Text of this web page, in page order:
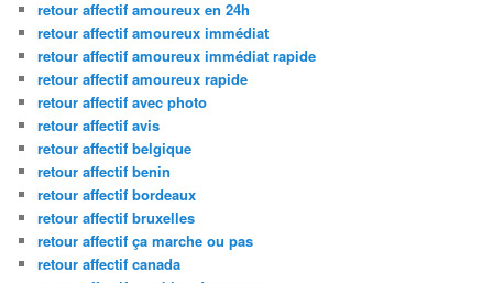
retour affectif amoureux en 24h
retour affectif amoureux immédiat
retour affectif amoureux immédiat rapide
retour affectif amoureux rapide
retour affectif avec photo
retour affectif avis
retour affectif belgique
retour affectif benin
retour affectif bordeaux
retour affectif bruxelles
retour affectif ça marche ou pas
retour affectif canada